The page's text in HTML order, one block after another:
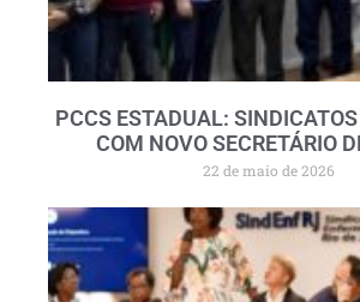
PCCS ESTADUAL:
COM NOVO SECRETÁRIO
22 de maio de 2026